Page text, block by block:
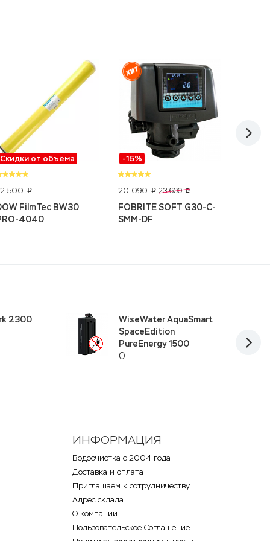
Скидки от объёма
500 p
FilmTec BW30
4040
-15%
20 090 p 23 600 p
FOBRITE SOFT G30-С-
SMM-DF
2300
0
WiseWater AquaSmart
SpaceEdition
PureEnergy 1500
ИНФОРМАЦИЯ
Водоочистка с 2004 года
Доставка и оплата
Приглашаем к сотрудничеству
Адрес склада
О компании
Пользовательское Соглашение